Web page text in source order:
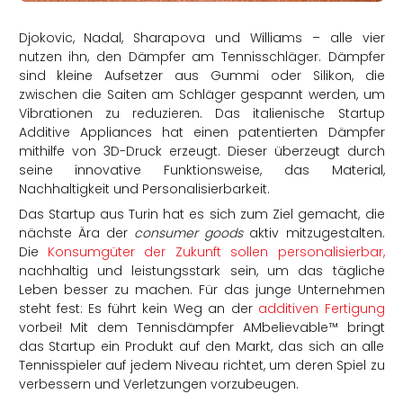
Djokovic, Nadal, Sharapova und Williams – alle vier
nutzen ihn, den Dämpfer am Tennisschläger. Dämpfer
sind kleine Aufsetzer aus Gummi oder Silikon, die
zwischen die Saiten am Schläger gespannt werden, um
Vibrationen zu reduzieren. Das italienische Startup
Additive Appliances hat einen patentierten Dämpfer
mithilfe von 3D-Druck erzeugt. Dieser überzeugt durch
seine innovative Funktionsweise, das Material,
Nachhaltigkeit und Personalisierbarkeit.
Das Startup aus Turin hat es sich zum Ziel gemacht, die
nächste Ära der consumer goodsaktiv mitzugestalten.
Die Konsumgüter der Zukunft sollen personalisierbar,
nachhaltig und leistungsstark sein, um das tägliche
Leben besser zu machen. Für das junge Unternehmen
steht fest: Es führt kein Weg an der additiven Fertigung
vorbei! Mit dem Tennisdämpfer AMbelievable™ bringt
das Startup ein Produkt auf den Markt, das sich an alle
Tennisspieler auf jedem Niveau richtet, um deren Spiel zu
verbessern und Verletzungen vorzubeugen.